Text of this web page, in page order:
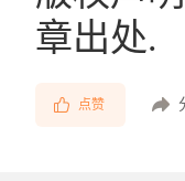
章出处.
点赞